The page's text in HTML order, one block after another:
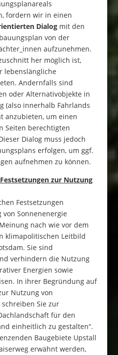
fordern wir in einen
Dialogmit den
von der
aufzunehmen.
her möglich ist,
lebenslängliche
Andernfalls sind
oder Alternativobjekte in
(also innerhalb Fahrlands
anzubieten, um einen
Seiten berechtigten
Dialog muss jedoch
erfolgen, um ggf.
aufnehmen zu können.
zur Nutzung
Festsetzungen
Sonnenenergie
nach wie vor dem
klimapolitischen Leitbild
Sie sind
verhindern die Nutzung
Energien sowie
In ihrer Begründung auf
Nutzung von
Sie zur
für den
einheitlich zu gestalten“.
Baugebiete Upstall
erwähnt werden,